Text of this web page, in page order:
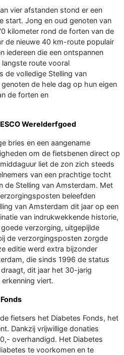
vier afstanden stond er een
start. Jong en oud genoten van
kilometer rond de forten van de
de nieuwe 40 km-route populair
iedereen die een ontspannen
route vooral
de volledige Stelling van
de hele dag op hun eigen
de forten en
Werelderfgoed
bries en een aangename
om de fietsbenen direct op
liet de zon zich steeds
van een prachtige tocht
de Stelling van Amsterdam. Met
beleefden
van Amsterdam dit jaar op een
van indrukwekkende historie,
verzorging, uitgepijlde
de verzorgingsposten zorgde
editie werd extra bijzonder
die sinds 1996 de status
dit jaar het 30-jarig
viert.
fietsers het Diabetes Fonds, het
Dankzij vrijwillige donaties
overhandigd. Het Diabetes
te voorkomen en te